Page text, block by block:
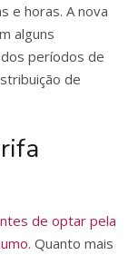
e horas. A nova
alguns
períodos de
de
de optar pela
. Quanto mais